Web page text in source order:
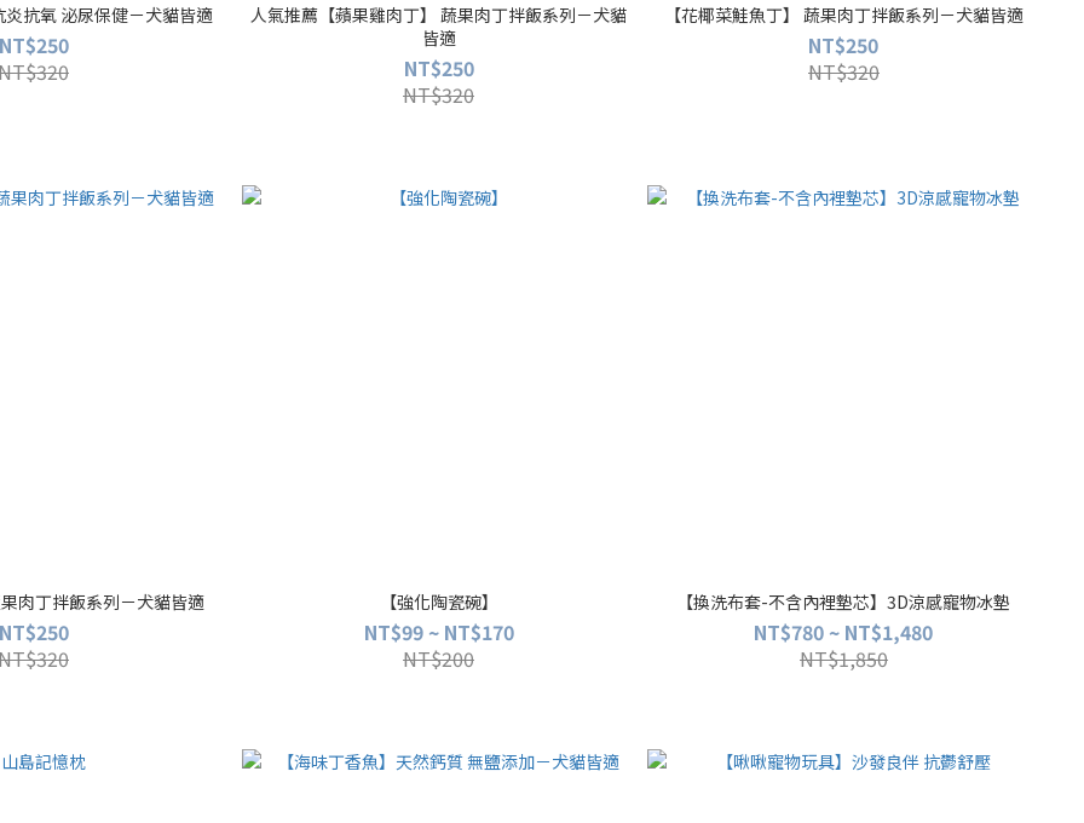
抗氧 泌尿保健－犬貓皆適
人氣推薦【蘋果雞肉丁】 蔬果肉丁拌飯系列－犬貓
皆適
NT$250
NT$320
【花椰菜鮭魚丁】 蔬果肉丁拌飯系列－犬貓皆適
NT$250
NT$320
肉丁拌飯系列－犬貓皆適 【強化陶瓷碗】
NT$99 ~ NT$170
NT$200
【換洗布套-不含內裡墊芯】3D涼感寵物冰墊
NT$780 ~ NT$1,480
NT$1,850